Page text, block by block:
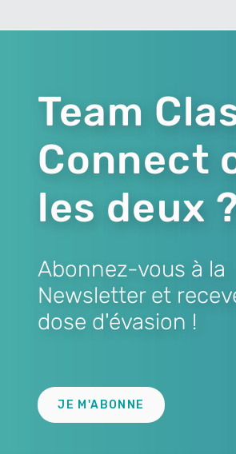
Team
Connect
les deux
Abonnez-vous à la
Newsletter et
dose d'évasion !
JE M'ABONNE